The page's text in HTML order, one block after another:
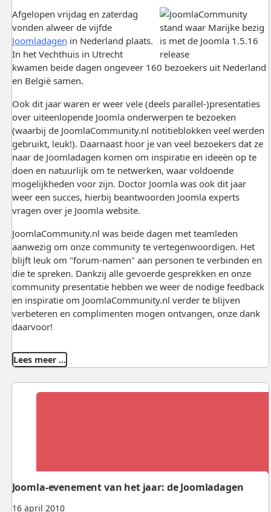
Afgelopen vrijdag en zaterdag
vonden alweer de vijfde
Joomladagen in Nederland plaats.
In het Vechthuis in Utrecht
kwamen beide dagen ongeveer 160 bezoekers uit Nederland
en België samen.
Ook dit jaar waren er weer vele (deels parallel-)presentaties
over uiteenlopende Joomla onderwerpen te bezoeken
(waarbij de JoomlaCommunity.nl notitieblokken veel werden
gebruikt, leuk!). Daarnaast hoor je van veel bezoekers dat ze
naar de Joomladagen komen om inspiratie en ideeën op te
doen en natuurlijk om te netwerken, waar voldoende
mogelijkheden voor zijn. Doctor Joomla was ook dit jaar
weer een succes, hierbij beantwoorden Joomla experts
vragen over je Joomla website.
JoomlaCommunity.nl was beide dagen met teamleden
aanwezig om onze community te vertegenwoordigen. Het
blijft leuk om "forum-namen" aan personen te verbinden en
die te spreken. Dankzij alle gevoerde gesprekken en onze
community presentatie hebben we weer de nodige feedback
en inspiratie om JoomlaCommunity.nl verder te blijven
verbeteren en complimenten mogen ontvangen, onze dank
daarvoor!
Lees meer …
16 april 2010
Joomla-evenement van het jaar: de Joomladagen